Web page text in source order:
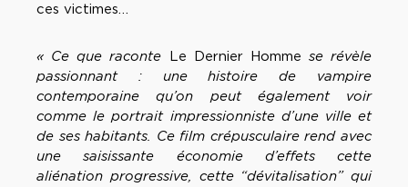
ces victimes…
« Ce que raconte Le Dernier Homme se révèle
passionnant : une histoire de vampire
contemporaine qu’on peut également voir
comme le portrait impressionniste d’une ville et
de ses habitants. Ce film crépusculaire rend avec
une saisissante économie d’effets cette
aliénation progressive, cette “dévitalisation” qui